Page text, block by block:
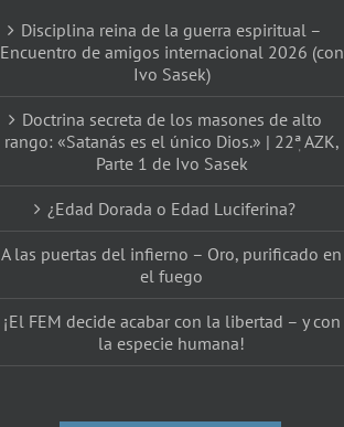
Disciplina reina de la guerra espiritual –
Encuentro de amigos internacional 2026 (con
Ivo Sasek)
Doctrina secreta de los masones de alto
rango: «Satanás es el único Dios.» | 22ٖª AZK,
Parte 1 de Ivo Sasek
¿Edad Dorada o Edad Luciferina?
A las puertas del infierno – Oro, purificado en
el fuego
¡El FEM decide acabar con la libertad – y con
la especie humana!